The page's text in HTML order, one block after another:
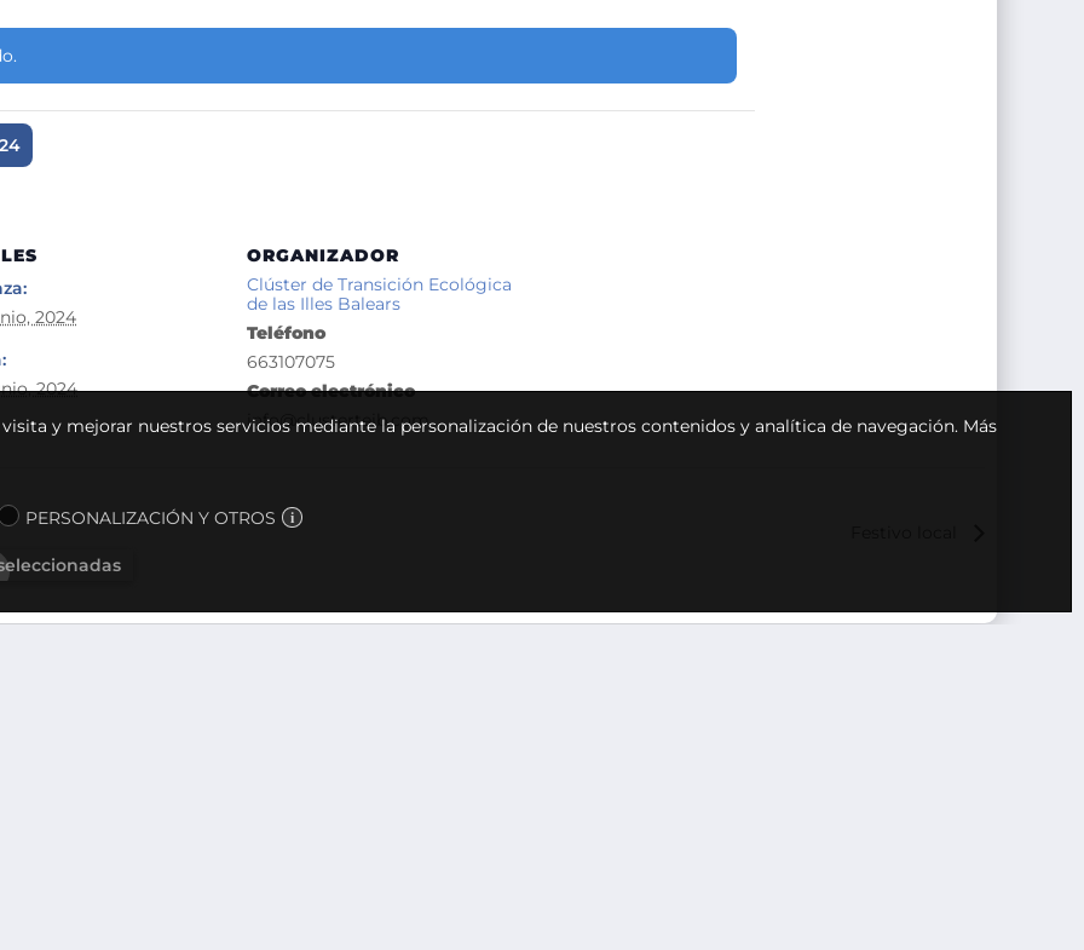
2024
2024
ORGANIZADOR
Clúster de Transición Ecológica
de las Illes Balears
Teléfono
663107075
Correo electrónico
info@clusterteib.com
y mejorar nuestros servicios mediante la personalización de nuestros contenidos y analítica de navegación. Más
PERSONALIZACIÓN Y OTROS